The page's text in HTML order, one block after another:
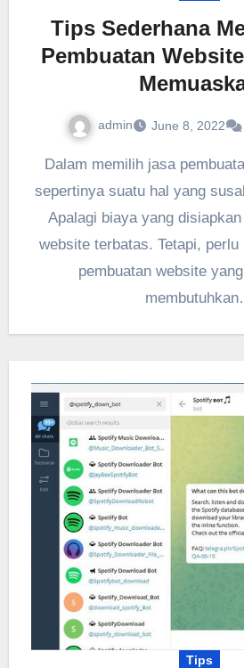
Tips Sederhana
Pembuatan
admin June 8, 2022
Dalam memilih jasa pembuatan website murah
sepertinya suatu hal yang
Apalagi biaya yang
website terbatas. Tetapi,
pembuatan website
Tips